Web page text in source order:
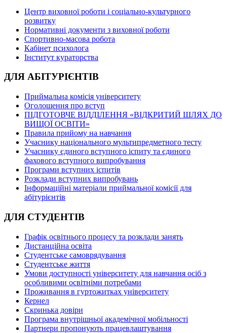
Центр виховної роботи і соціально-культурного
розвитку
Нормативні документи з виховної роботи
Спортивно-масова робота
Кабінет психолога
Інститут кураторства
ДЛЯ АБІТУРІЄНТІВ
Приймальна комісія університету
Оголошення про вступ
ПІДГОТОВЧЕ ВІДДІЛЕННЯ «ВІДКРИТИЙ ШЛЯХ ДО
ВИЩОЇ ОСВІТИ»
Правила прийому на навчання
Учаснику національного мультипредметного тесту
Учаснику єдиного вступного іспиту та єдиного
фахового вступного випробування
Програми вступних іспитів
Розклади вступних випробувань
Інформаційні матеріали приймальної комісії для
абітурієнтів
ДЛЯ СТУДЕНТІВ
Графік освітнього процесу та розклади занять
Дистанційна освіта
Студентське самоврядування
Студентське життя
Умови доступності університету для навчання осіб з
особливими освітніми потребами
Проживання в гуртожитках університету
Кернел
Скринька довіри
Програма внутрішньої академічної мобільності
Партнери пропонують працевлаштування